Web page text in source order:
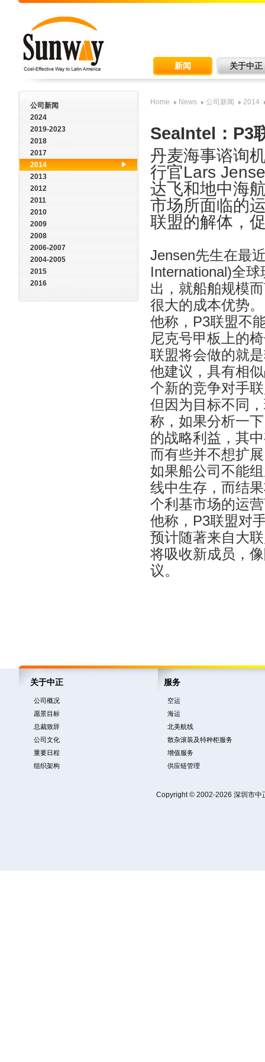
新闻 关于中正
公司新闻
2024
2019-2023
2018
2017
2014
2013
2012
2011
2010
2009
2008
2006-2007
2004-2005
2015
2016
Home News 公司新闻 2014
SeaIntel：P3
丹麦海事谘询
行官Lars
达飞和地中海
市场所面临的
联盟的解体，
Jensen先生在最
International)全
出，就船舶规模
很大的成本优势。
他称，P3联盟不
尼克号甲板上的
联盟将会做的就
他建议，具有相
个新的竞争对手
但因为目标不同
称，如果分析一
的战略利益，其
而有些并不想扩
如果船公司不能
线中生存，而结
个利基市场的运
他称，P3联盟对
预计随著来自大
将吸收新成员，
议。
关于中正
公司概况
愿景目标
总裁致辞
公司文化
重要日程
组织架构
服务
空运
海运
北美航线
散杂滚装及特种柜服务
增值服务
供应链管理
Copyright © 2002-2026 深圳市中